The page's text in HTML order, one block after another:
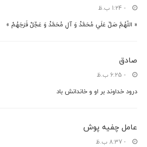
- 1:24 ب.ظ
« اللّهُمَّ صَلِّ عَلَي مُحَمَّدْ وَ آلِ مُحَمَّدْ وَ عَجِّلْ فَرَجَهُمْ »
صادق
- 6:25 ب.ظ
درود خداوند بر او و خاندانش باد
عامل چفیه پوش
- 8:37 ب.ظ